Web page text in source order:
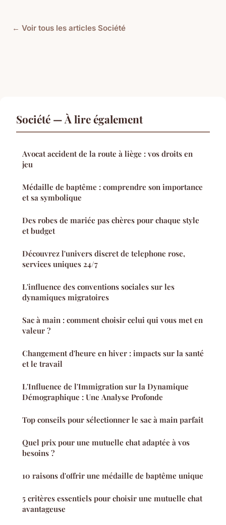
← Voir tous les articles Société
Société — À lire également
Avocat accident de la route à liège : vos droits en
jeu
Médaille de baptême : comprendre son importance
et sa symbolique
Des robes de mariée pas chères pour chaque style
et budget
Découvrez l'univers discret de telephone rose,
services uniques 24/7
L'influence des conventions sociales sur les
dynamiques migratoires
Sac à main : comment choisir celui qui vous met en
valeur ?
Changement d'heure en hiver : impacts sur la santé
et le travail
L'Influence de l'Immigration sur la Dynamique
Démographique : Une Analyse Profonde
Top conseils pour sélectionner le sac à main parfait
Quel prix pour une mutuelle chat adaptée à vos
besoins ?
10 raisons d'offrir une médaille de baptême unique
5 critères essentiels pour choisir une mutuelle chat
avantageuse